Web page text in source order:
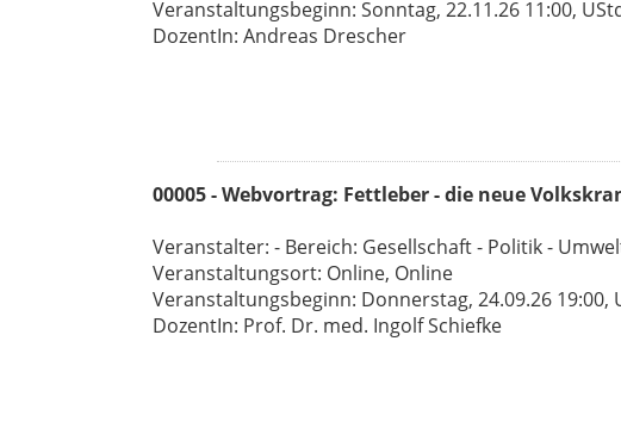
Veranstaltungsbeginn: Sonntag, 22.11.26 11:00,
DozentIn: Andreas Drescher
00005 - Webvortrag: Fettleber - die neue
Veranstalter: - Bereich: Gesellschaft - Politik -
Veranstaltungsort: Online, Online
Veranstaltungsbeginn: Donnerstag, 24.09.26 19:00,
DozentIn: Prof. Dr. med. Ingolf Schiefke